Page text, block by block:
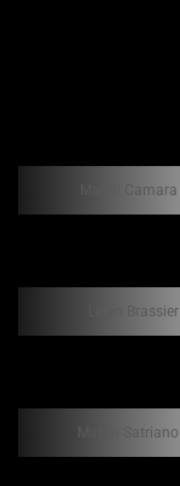
Mahdi Camara
Lilian Brassier
Martín Satriano